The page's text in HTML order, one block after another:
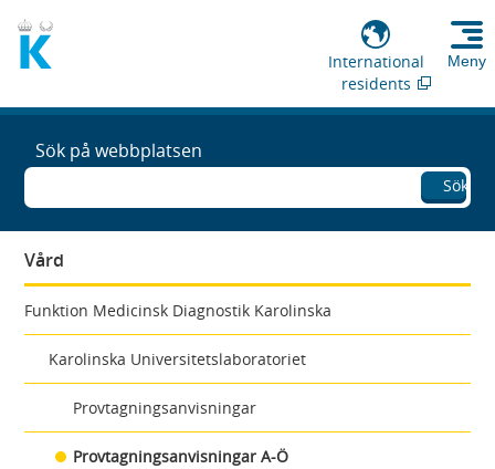
International
residents
Meny
Sök på webbplatsen
Sök
Vård
Funktion Medicinsk Diagnostik Karolinska
Karolinska Universitetslaboratoriet
Provtagningsanvisningar
Provtagningsanvisningar A-Ö